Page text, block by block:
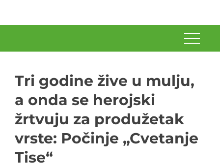
Tri godine žive u mulju,
a onda se herojski
žrtvuju za produžetak
vrste: Počinje „Cvetanje
Tise“